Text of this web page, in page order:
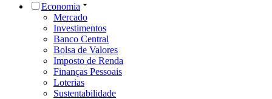
Economia
Mercado
Investimentos
Banco Central
Bolsa de Valores
Imposto de Renda
Finanças Pessoais
Loterias
Sustentabilidade